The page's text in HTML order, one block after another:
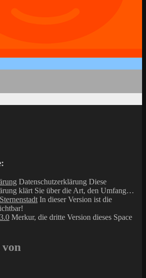
Datenschutzerklärung Diese
klärt Sie über die Art, den Umfang…
In dieser Version ist die
Merkur, die dritte Version dieses Space